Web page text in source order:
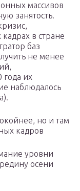
массивов
занятость.
в стране
баз
не менее
их
наблюдалось
но и там
кадров
уровни
осени